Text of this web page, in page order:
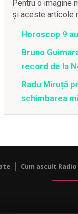
Pentru o imagine
și aceste articole
Horoscop 9
Bruno
record de la
Radu Miruță
schimbarea
Cum ascult Radio